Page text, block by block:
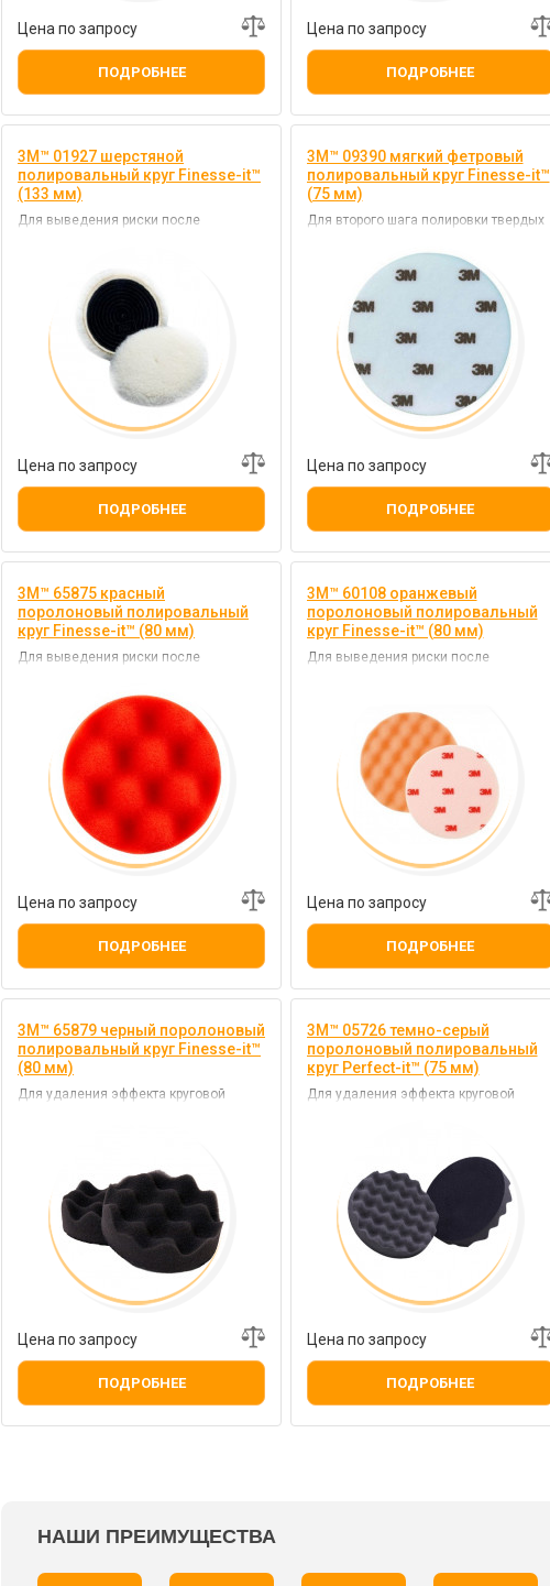
Цена по запросу
ПОДРОБНЕЕ
Цена по запросу
ПОДРОБНЕЕ
3M™ 01927 шерстяной
полировальный круг Finesse-it™
(133 мм)
Для выведения риски после
Цена по запросу
ПОДРОБНЕЕ
3M™ 09390 мягкий фетровый
полировальный круг Finesse-it™
(75 мм)
Для второго шага полировки твердых
Цена по запросу
ПОДРОБНЕЕ
3M™ 65875 красный
поролоновый полировальный
круг Finesse-it™ (80 мм)
Для выведения риски после
Цена по запросу
ПОДРОБНЕЕ
3M™ 60108 оранжевый
поролоновый полировальный
круг Finesse-it™ (80 мм)
Для выведения риски после
Цена по запросу
ПОДРОБНЕЕ
3M™ 65879 черный поролоновый
полировальный круг Finesse-it™
(80 мм)
Для удаления эффекта круговой
Цена по запросу
ПОДРОБНЕЕ
3M™ 05726 темно-серый
поролоновый полировальный
круг Perfect-it™ (75 мм)
Для удаления эффекта круговой
Цена по запросу
ПОДРОБНЕЕ
НАШИ ПРЕИМУЩЕСТВА